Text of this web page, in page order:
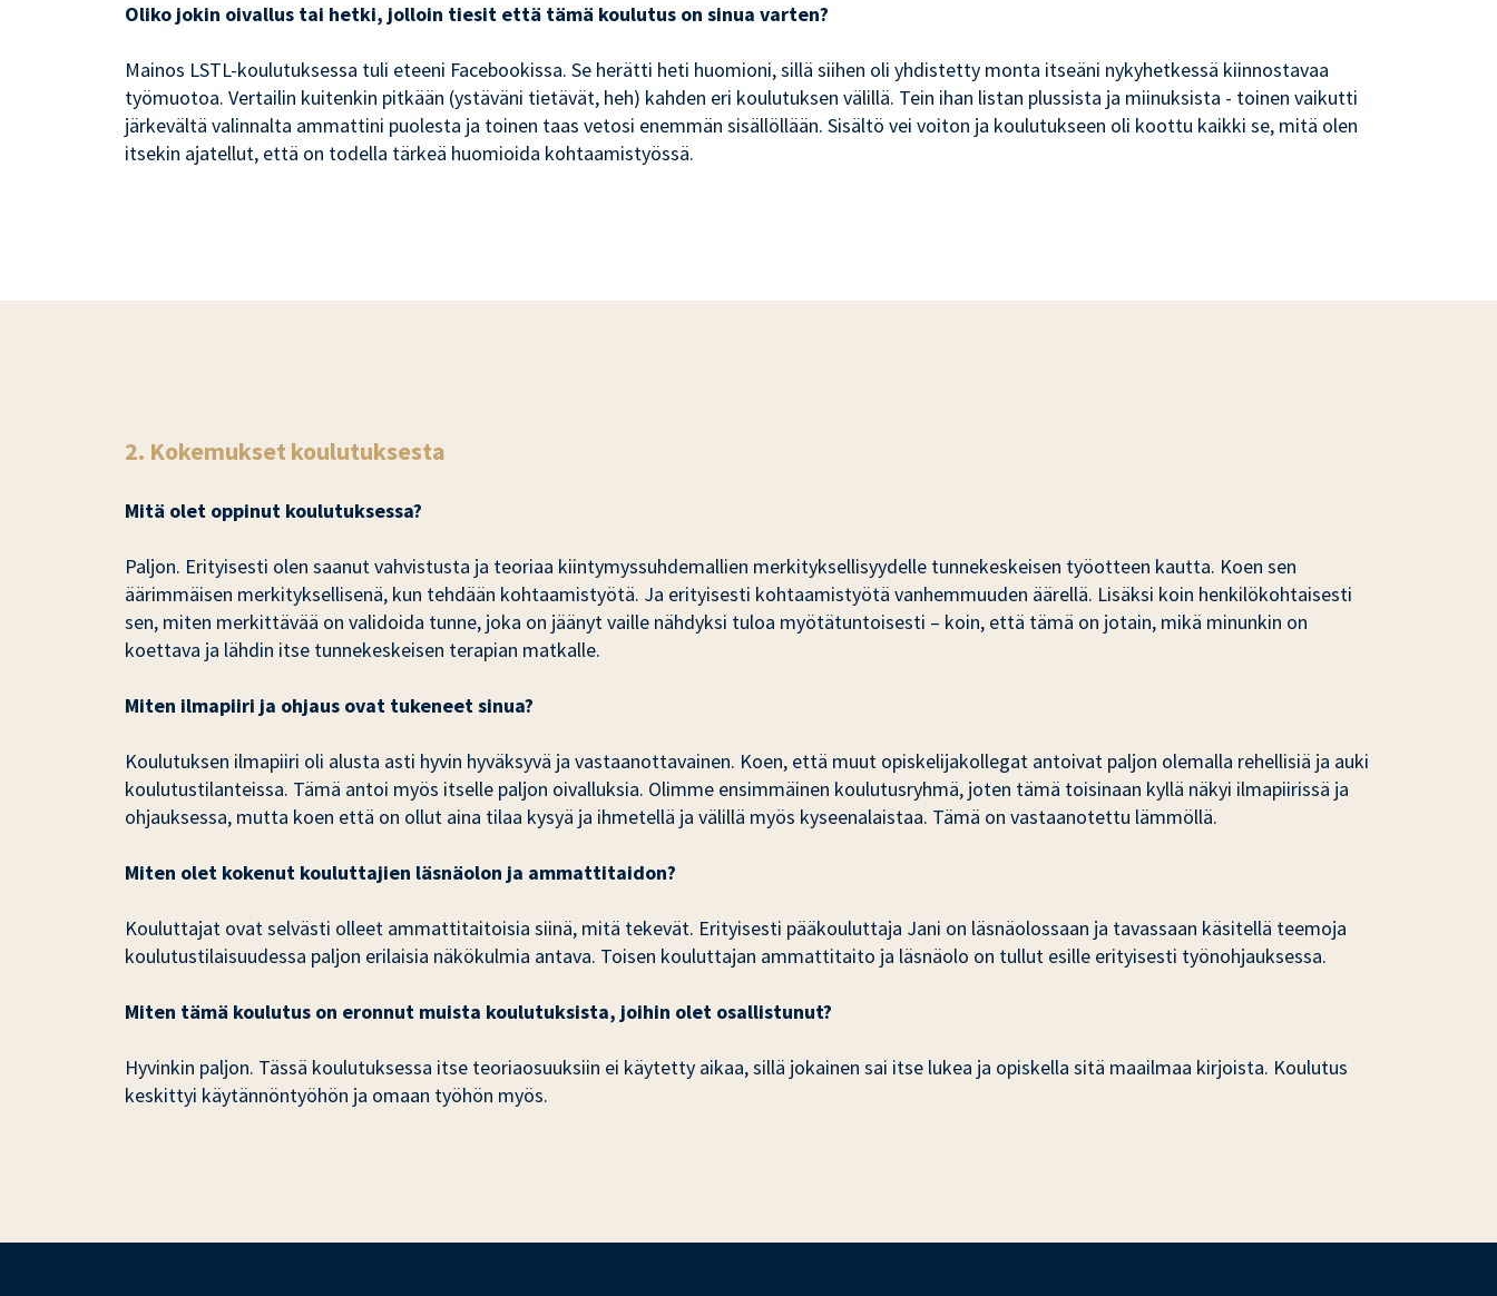
Oliko jokin oivallus tai hetki, jolloin tiesit että tämä koulutus on sinua varten?
Mainos LSTL-koulutuksessa tuli eteeni Facebookissa. Se herätti heti huomioni, sillä siihen oli yhdistetty monta itseäni nykyhetkessä kiinnostavaa
työmuotoa. Vertailin kuitenkin pitkään (ystäväni tietävät, heh) kahden eri koulutuksen välillä. Tein ihan listan plussista ja miinuksista - toinen vaikutti
järkevältä valinnalta ammattini puolesta ja toinen taas vetosi enemmän sisällöllään. Sisältö vei voiton ja koulutukseen oli koottu kaikki se, mitä olen
itsekin ajatellut, että on todella tärkeä huomioida kohtaamistyössä.
2. Kokemukset koulutuksesta
Mitä olet oppinut koulutuksessa?
Paljon. Erityisesti olen saanut vahvistusta ja teoriaa kiintymyssuhdemallien merkityksellisyydelle tunnekeskeisen työotteen kautta. Koen sen
äärimmäisen merkityksellisenä, kun tehdään kohtaamistyötä. Ja erityisesti kohtaamistyötä vanhemmuuden äärellä. Lisäksi koin henkilökohtaisesti
sen, miten merkittävää on validoida tunne, joka on jäänyt vaille nähdyksi tuloa myötätuntoisesti – koin, että tämä on jotain, mikä minunkin on
koettava ja lähdin itse tunnekeskeisen terapian matkalle.
Miten ilmapiiri ja ohjaus ovat tukeneet sinua?
Koulutuksen ilmapiiri oli alusta asti hyvin hyväksyvä ja vastaanottavainen. Koen, että muut opiskelijakollegat antoivat paljon olemalla rehellisiä ja auki
koulutustilanteissa. Tämä antoi myös itselle paljon oivalluksia. Olimme ensimmäinen koulutusryhmä, joten tämä toisinaan kyllä näkyi ilmapiirissä ja
ohjauksessa, mutta koen että on ollut aina tilaa kysyä ja ihmetellä ja välillä myös kyseenalaistaa. Tämä on vastaanotettu lämmöllä.
Miten olet kokenut kouluttajien läsnäolon ja ammattitaidon?
Kouluttajat ovat selvästi olleet ammattitaitoisia siinä, mitä tekevät. Erityisesti pääkouluttaja Jani on läsnäolossaan ja tavassaan käsitellä teemoja
koulutustilaisuudessa paljon erilaisia näkökulmia antava. Toisen kouluttajan ammattitaito ja läsnäolo on tullut esille erityisesti työnohjauksessa.
Miten tämä koulutus on eronnut muista koulutuksista, joihin olet osallistunut?
Hyvinkin paljon. Tässä koulutuksessa itse teoriaosuuksiin ei käytetty aikaa, sillä jokainen sai itse lukea ja opiskella sitä maailmaa kirjoista. Koulutus
keskittyi käytännöntyöhön ja omaan työhön myös.